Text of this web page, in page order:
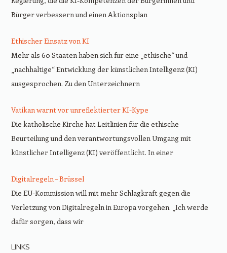
Bürger verbessern und einen Aktionsplan
Ethischer Einsatz von KI
Mehr als 60 Staaten haben sich für eine „ethische“ und
„nachhaltige“ Entwicklung der künstlichen Intelligenz (KI)
ausgesprochen. Zu den Unterzeichnern
Vatikan warnt vor unreflektierter KI-Kype
Die katholische Kirche hat Leitlinien für die ethische
Beurteilung und den verantwortungsvollen Umgang mit
künstlicher Intelligenz (KI) veröffentlicht. In einer
Digitalregeln – Brüssel
Die EU-Kommission will mit mehr Schlagkraft gegen die
Verletzung von Digitalregeln in Europa vorgehen. „Ich werde
dafür sorgen, dass wir
LINKS